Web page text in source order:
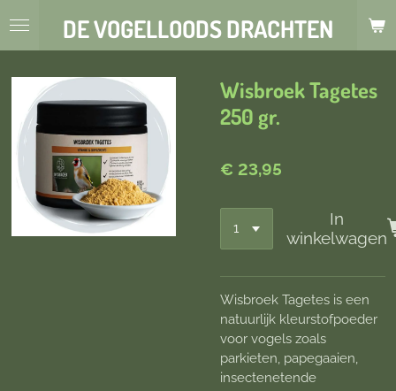
Ga
de
hoofdinhoud
DE VOGELLOODS DRACHTEN
Wisbroek Tagetes
250 gr.
€ 23,95
In
winkelwagen
Wisbroek Tagetes is een
natuurlijk kleurstofpoeder
voor vogels zoals
parkieten, papegaaien,
insectenetende